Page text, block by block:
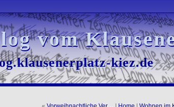
vom
vom
kiez.de
kiez.de